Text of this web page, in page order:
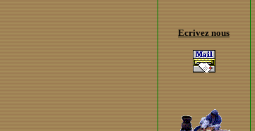
Ecrivez nous